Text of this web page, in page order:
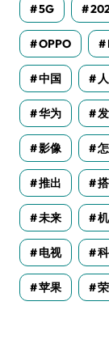
5G
OPPO
中国
华为
影像
推出
未来
电视
苹果